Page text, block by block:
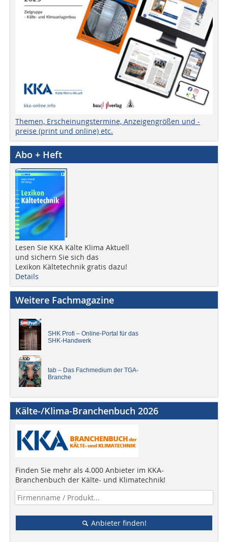
Themen, Erscheinungstermine, Anzeigengrößen und -
preise (print und online) etc.
Abo + Heft
Lesen Sie KKA Kälte Klima Aktuell
und sichern Sie sich das
Lexikon Kältetechnik gratis dazu!
Details
Weitere Fachmagazine
SHK Profi – Online-Portal für das
SHK-Handwerk
tab – Das Fachmedium der TGA-
Branche
Kälte-/Klima-Branchenbuch 2026
Finden Sie mehr als 4.000 Anbieter im KKA-
Branchenbuch der Kälte- und Klimatechnik!
Anbieter finden!